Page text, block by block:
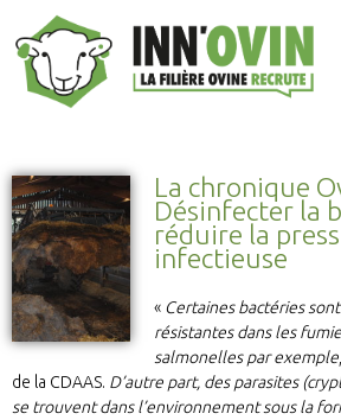
La chronique
Désinfecter la
réduire la
infectieuse
« Certaines bactéries
résistantes dans les
salmonelles par exemple
de la CDAAS. D’autre part, des parasites
se trouvent dans l’environnement sous la